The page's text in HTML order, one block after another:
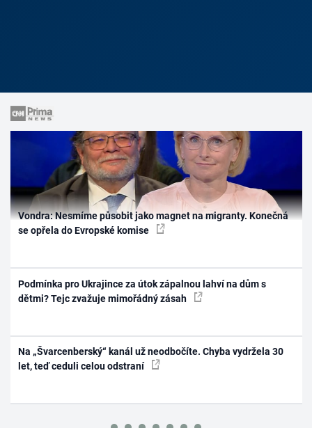
Vondra: Nesmíme působit jako magnet na migranty. Konečná
se opřela do Evropské komise
Podmínka pro Ukrajince za útok zápalnou lahví na dům s
dětmi? Tejc zvažuje mimořádný zásah
Na „Švarcenberský“ kanál už neodbočíte. Chyba vydržela 30
let, teď ceduli celou odstraní